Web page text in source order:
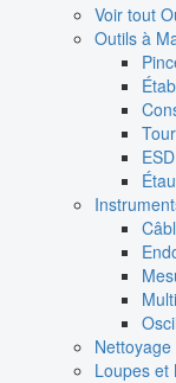
Voir tout
Outils à
Loupes et